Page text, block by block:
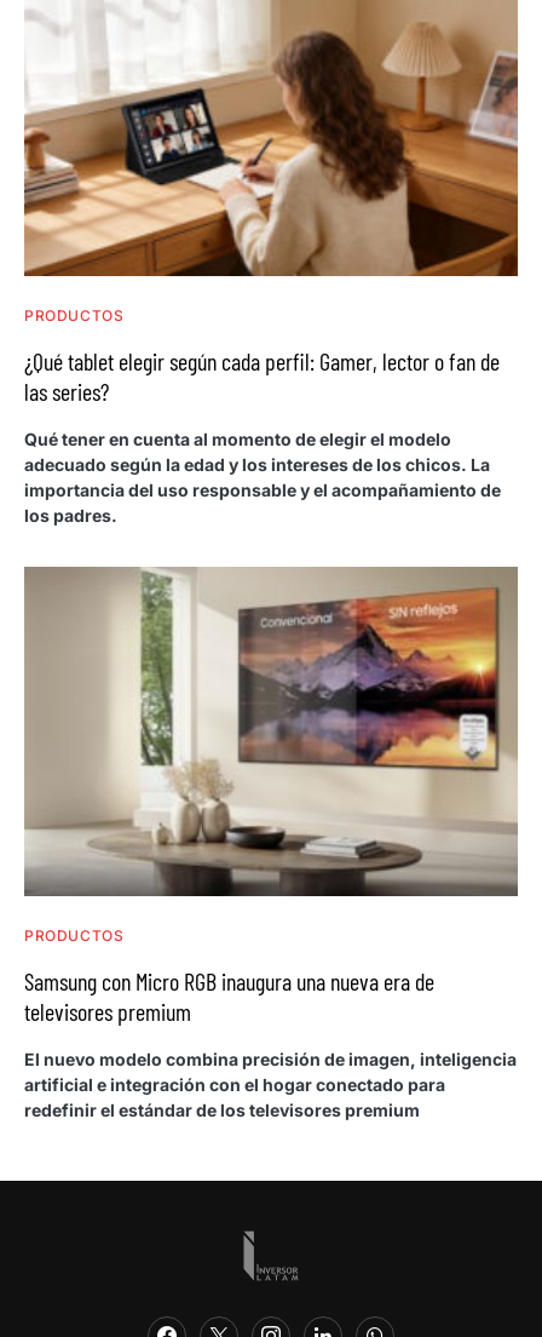
PRODUCTOS
¿Qué tablet elegir según cada perfil: Gamer, lector o fan de
las series?
Qué tener en cuenta al momento de elegir el modelo
adecuado según la edad y los intereses de los chicos. La
importancia del uso responsable y el acompañamiento de
los padres.
PRODUCTOS
Samsung con Micro RGB inaugura una nueva era de
televisores premium
El nuevo modelo combina precisión de imagen, inteligencia
artificial e integración con el hogar conectado para
redefinir el estándar de los televisores premium